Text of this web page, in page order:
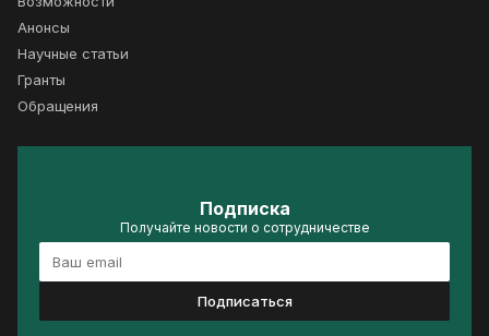
Анонсы
Научные статьи
Гранты
Обращения
Подписка
Получайте новости о сотрудничестве
Подписаться